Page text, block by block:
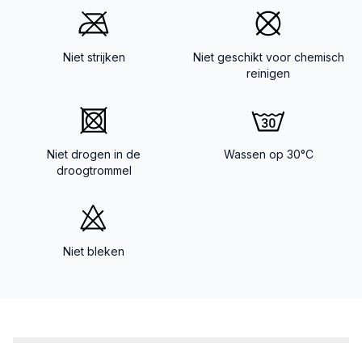
Niet strijken
Niet geschikt voor chemisch
reinigen
Niet drogen in de
droogtrommel
Wassen op 30°C
Niet bleken